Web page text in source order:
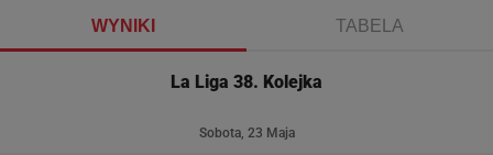
WYNIKI TABELA
La Liga 38. Kolejka
Sobota, 23 Maja